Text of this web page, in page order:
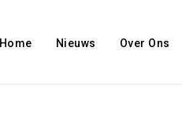
Home Nieuws Over Ons